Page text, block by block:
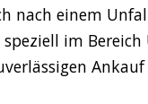
nach einem
im